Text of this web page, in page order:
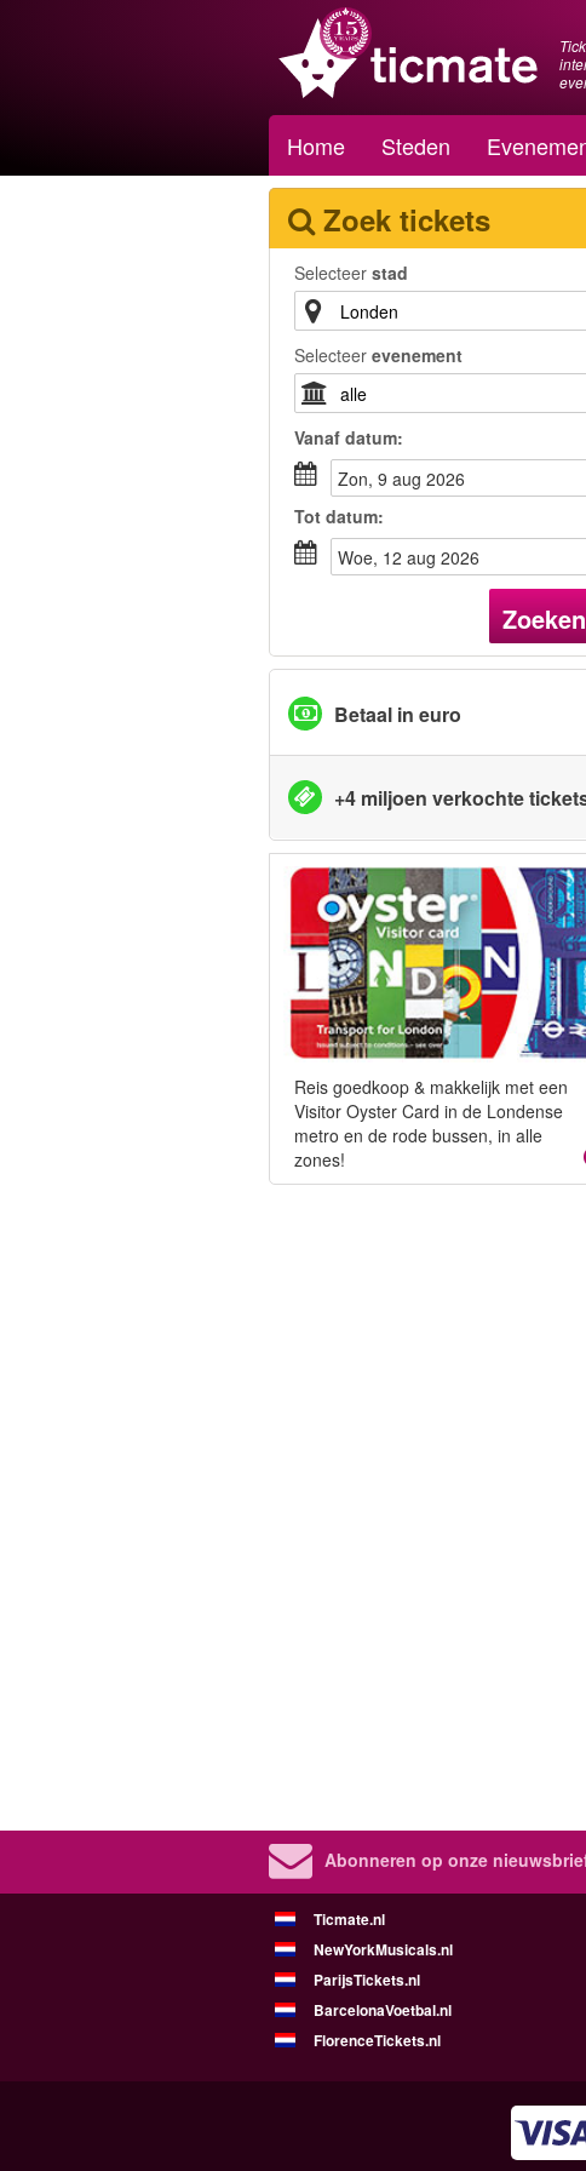
Home Steden
Zoek tickets
Selecteer stad
Selecteer evenement
Vanaf datum:
zon, 9 aug 2026
Tot datum:
woe, 12 aug 2026
Zoeken
Betaal in euro
+4 miljoen verkochte
Reis goedkoop & makkelijk met een
Visitor Oyster Card in de Londense
metro en de rode bussen, in alle
zones!
Abonneren op onze
Ticmate.nl
NewYorkMusicals.nl
ParijsTickets.nl
BarcelonaVoetbal.nl
FlorenceTickets.nl